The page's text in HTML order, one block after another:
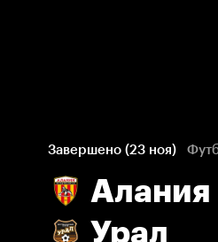
Завершено (23 ноя)
Алания
Урал